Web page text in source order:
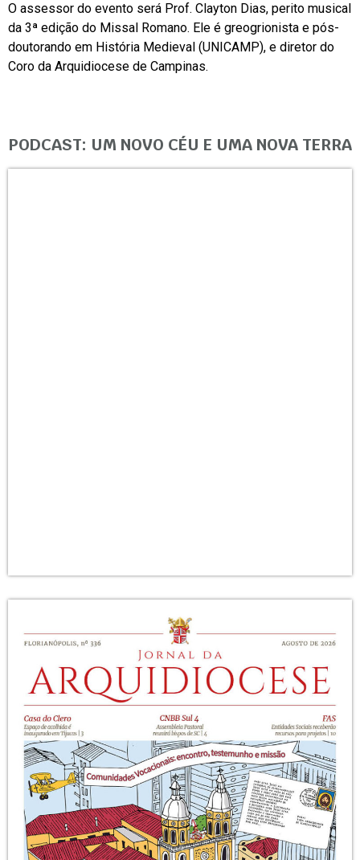
O assessor do evento será Prof. Clayton Dias, perito musical
da 3ª edição do Missal Romano. Ele é greogrionista e pós-
doutorando em História Medieval (UNICAMP), e diretor do
Coro da Arquidiocese de Campinas.
PODCAST: UM NOVO CÉU E UMA NOVA TERRA